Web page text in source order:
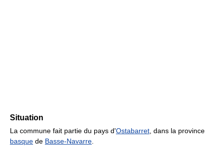
Situation
La commune fait partie du pays d'Ostabarret , dans la province
basque de Basse-Navarre